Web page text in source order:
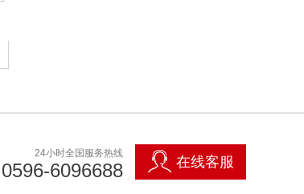
在线客服
24小时全国服务热线
0596-6096688